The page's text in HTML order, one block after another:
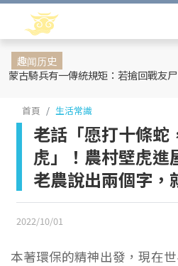
趣闻历史
首頁 生活常識
老話「愿打十條蛇
虎」！農村壁虎進
老農說出兩個字，
2022/10/01
本著環保的精神出發，現在